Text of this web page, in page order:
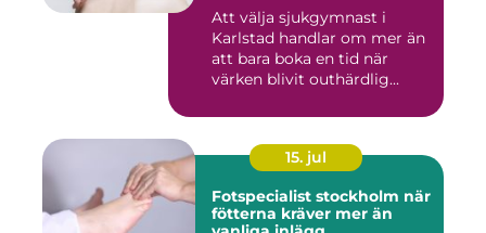
Att välja sjukgymnast i
Karlstad handlar om mer än
att bara boka en tid när
värken blivit outhärdlig...
15. jul
Fotspecialist stockholm när
fötterna kräver mer än